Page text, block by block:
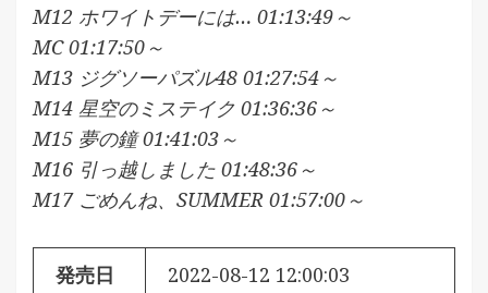
M12 ホワイトデーには… 01:13:49～
MC 01:17:50～
M13 ジグソーパズル48 01:27:54～
M14 星空のミステイク 01:36:36～
M15 夢の鐘 01:41:03～
M16 引っ越しました 01:48:36～
M17 ごめんね、SUMMER 01:57:00～
発売日 2022-08-12 12:00:03